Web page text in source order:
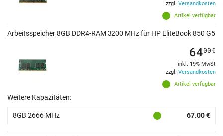
Artikel verfügbar
zzgl. Versandkosten
Arbeitsspeicher 8GB DDR4-RAM 3200 MHz für HP EliteBook 850 G5
Artikel verfügbar
6400€
inkl. 19% MwSt
zzgl. Versandkosten
Weitere Kapazitäten:
8GB 2666 MHz 67.00 €